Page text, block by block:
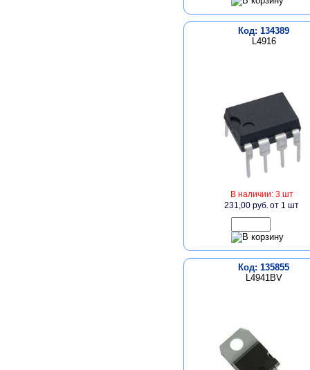
Код: 134389
L4916
В наличии: 3 шт
231,00 руб.от 1 шт
Код: 135855
L4941BV